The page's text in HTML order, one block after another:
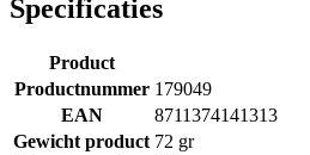
Specificaties
Product
Productnummer 179049
EAN
8711374141313
Gewicht product 72 gr